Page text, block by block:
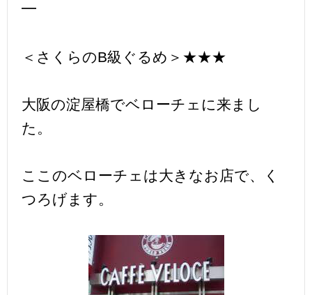
━
＜さくらのB級ぐるめ＞★★★
大阪の淀屋橋でベローチェに来まし
た。
ここのベローチェは大きなお店で、く
つろげます。